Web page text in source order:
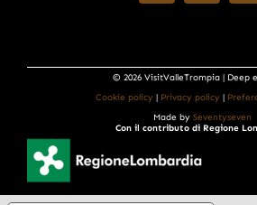
© 2026 VisitValleTrompia | Deep
Cookie policy | Privacy policy |
Made by Seventyseven
Con il contributo di Regione